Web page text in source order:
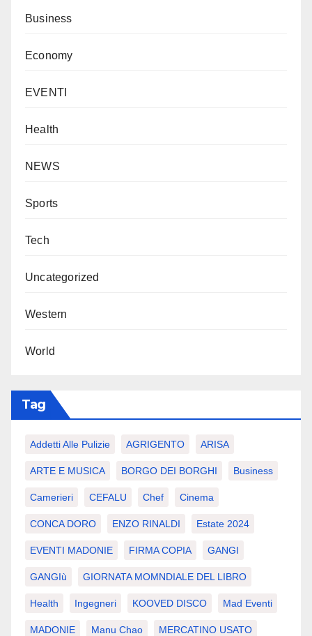
Business
Economy
EVENTI
Health
NEWS
Sports
Tech
Uncategorized
Western
World
Tag
Addetti Alle Pulizie AGRIGENTO ARISA
ARTE E MUSICA BORGO DEI BORGHI Business
Camerieri CEFALU Chef Cinema
CONCA DORO ENZO RINALDI Estate 2024
EVENTI MADONIE FIRMA COPIA GANGI
GANGIù GIORNATA MOMNDIALE DEL LIBRO
Health Ingegneri KOOVED DISCO Mad Eventi
MADONIE Manu Chao MERCATINO USATO